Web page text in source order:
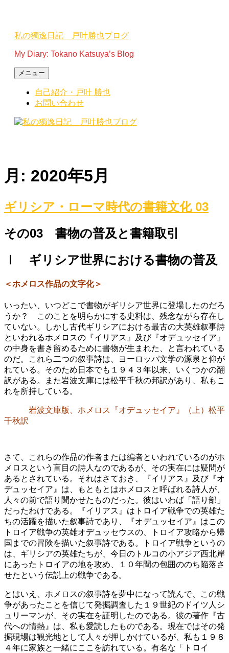
私の獨逸日記 戸叶勝也ブログ
My Diary: Tokano Katsuya’s Blog
メニュー
自己紹介・戸叶 勝也
お問い合わせ
月: 2020年5月
ギリシア・ローマ時代の書籍文化 03
その03 書物の普及と書籍取引
Ⅰ ギリシア世界における書物の普及
＜ホメロス作品の文字化＞
いったい、いつどこで書物がギリシア世界に登場したのだろ
うか？ このことを明らかにする史料は、残念ながら存在し
ていない。しかし古代ギリシアにおける最古の大英雄叙事詩
といわれるホメロスの『イリアス』及び『オデュッセイア』
の中身を書き留めるために書物が生まれた、と言われている
のだ。これら二つの叙事詩は、ヨーロッパ文学の源泉と仰が
れている。そのため日本でも１９４３年以来、いくつかの翻
訳がある。また岩波文庫には松平千秋の邦訳があり、私もこ
れを所持している。
岩波文庫版、ホメロス『オデュッセイア』（上）松平
千秋訳
さて、これらの作品の作者または編者といわれているのがホ
メロスという盲目の詩人なのであるが、その実在には疑問が
あるとされている。それはさておき、『イリアス』及び『オ
デュッセイア』は、もともとはホメロスと呼ばれる詩人が、
人々の前で語り聞かせたものだった。彼はいわば「語り部」
だったわけである。『イリアス』はトロイア戦争での英雄た
ちの活躍を描いた叙事詩であり、『オデュッセイア』はこの
トロイア戦争の英雄オデュッセウスの、トロイア攻略から帰
国までの冒険を描いた叙事詩である。トロイア戦争というの
は、ギリシアの英雄たちが、今日のトルコの小アジア西北岸
にあったトロイアの地を攻め、１０年間の包囲ののち陥落さ
せたという伝説上の戦争である。
とはいえ、ホメロスの叙事詩を夢中になって読んで、この戦
争があったことを信じて発掘調査した１９世紀のドイツ人シ
ュリーマンが、その実在を証明したのである。彼の著作『古
代への情熱』は、私も愛読したものである。現在ではその発
掘現場は観光地として人々が押しかけているが、私も１９８
４年に家族と一緒にここを訪れている。有名な「トロイ